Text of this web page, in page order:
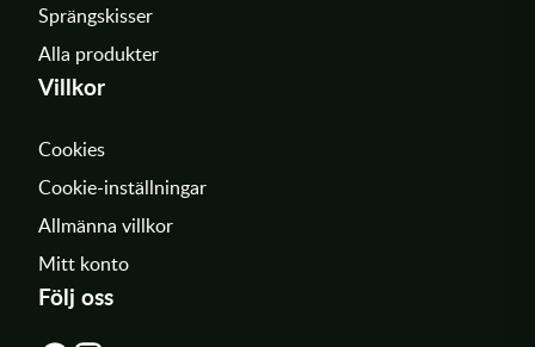
Sprängskisser
Alla produkter
Villkor
Cookies
Cookie-inställningar
Allmänna villkor
Mitt konto
Följ oss